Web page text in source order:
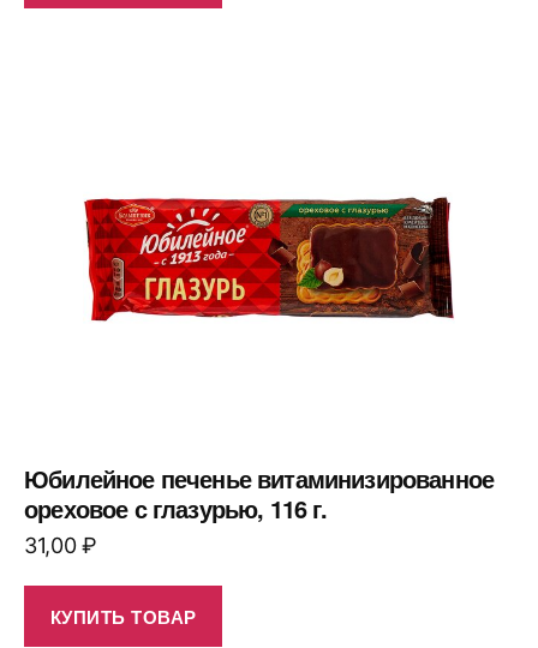
Юбилейное печенье витаминизированное
ореховое с глазурью, 116 г.
31,00₽
КУПИТЬ ТОВАР